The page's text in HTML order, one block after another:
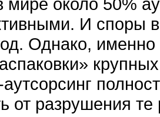
И споры
Однако,
от разрушения